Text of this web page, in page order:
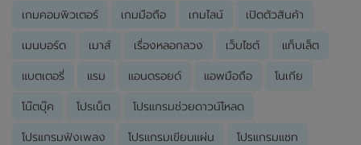
เกมคอมพิวเตอร์ เกมมือถือ เกมไลน์ เปิดตัวสินค้า
เมนบอร์ด เมาส์ เรื่องหลอกลวง เว็บไซต์ แท็บเล็ต
แบตเตอรี่ แรม แอนดรอยด์ แอพมือถือ โนเกีย
โน๊ตบุ๊ค โปรเน็ต โปรแกรมช่วยดาวน์โหลด
โปรแกรมฟังเพลง โปรแกรมเขียนแผ่น โปรแกรมแชท